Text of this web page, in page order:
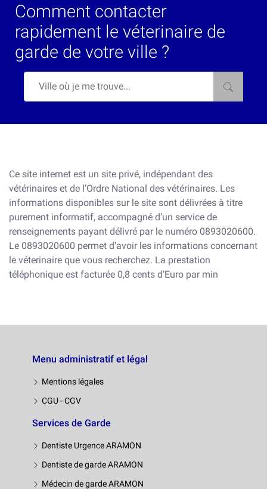
Comment contacter
rapidement le véterinaire de
garde de votre ville ?
Ce site internet est un site privé, indépendant des
vétérinaires et de l’Ordre National des vétérinaires. Les
informations disponibles sur le site sont délivrées à titre
purement informatif, accompagné d’un service de
renseignements payant délivré par le numéro 0893020600.
Le 0893020600 permet d’avoir les informations concernant
le véterinaire que vous recherchez. La prestation
téléphonique est facturée 0,8 cents d’Euro par min
Menu administratif et légal
Mentions légales
CGU - CGV
Services de Garde
Dentiste Urgence ARAMON
Dentiste de garde ARAMON
Médecin de garde ARAMON